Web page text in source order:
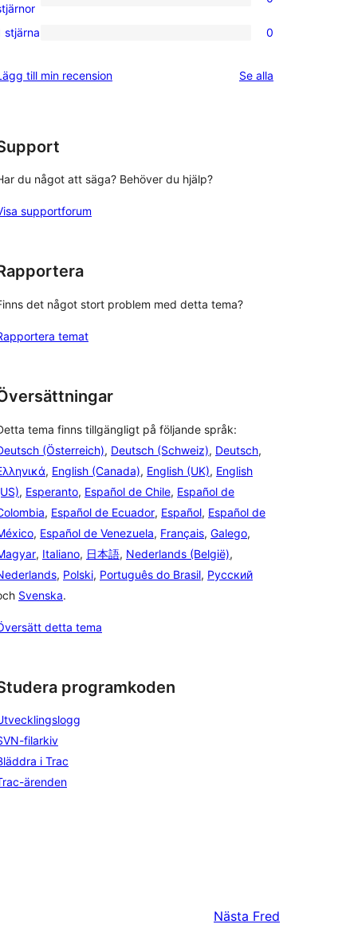
stjärna 0
till min recension Se alla
du något att säga? Behöver du hjälp?
supportforum
det något stort problem med detta tema?
temat
tema finns tillgängligt på följande språk:
(Österreich), Deutsch (Schweiz), Deutsch,
, English (Canada), English (UK), English
, Esperanto, Español de Chile, Español de
, Español de Ecuador, Español, Español de
, Español de Venezuela, Français, Galego,
, Italiano, 日本語, Nederlands (België),
, Polski, Português do Brasil, Русский
Svenska.
detta tema
programkoden
filarkiv
i Trac
ärenden
Nästa Fred